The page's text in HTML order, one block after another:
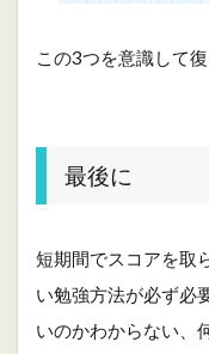
この3つを意識して
最後に
短期間でスコアを取
い勉強方法が必ず必
いのかわからない、